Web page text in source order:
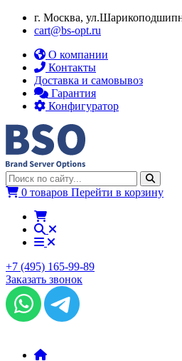
г. Москва,
cart@bs-opt.ru
О компании
Контакты
Доставка и самовывоз
Гарантия
Конфигуратор
0 товаров Перейти в корзину
+7 (495) 165-99-89
Заказать звонок